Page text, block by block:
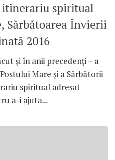
itinerariu spiritual
Sărbătoarea Învierii
2016
și în anii precedenți – a
Mare și a Sărbătorii
spiritual adresat
a-i ajuta...